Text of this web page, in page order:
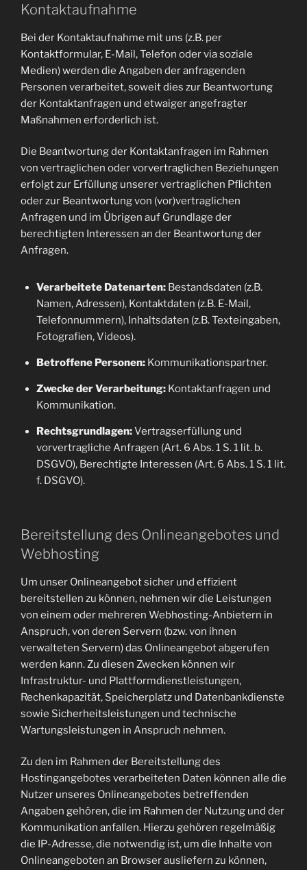
Kontaktaufnahme
Bei der Kontaktaufnahme mit uns (z.B. per
Kontaktformular, E-Mail, Telefon oder via soziale
Medien) werden die Angaben der anfragenden
Personen verarbeitet, soweit dies zur Beantwortung
der Kontaktanfragen und etwaiger angefragter
Maßnahmen erforderlich ist.
Die Beantwortung der Kontaktanfragen im Rahmen
von vertraglichen oder vorvertraglichen Beziehungen
erfolgt zur Erfüllung unserer vertraglichen Pflichten
oder zur Beantwortung von (vor)vertraglichen
Anfragen und im Übrigen auf Grundlage der
berechtigten Interessen an der Beantwortung der
Anfragen.
Verarbeitete Datenarten:Bestandsdaten (z.B.
Namen, Adressen), Kontaktdaten (z.B. E-Mail,
Telefonnummern), Inhaltsdaten (z.B. Texteingaben,
Fotografien, Videos).
Betroffene Personen:Kommunikationspartner.
Zwecke der Verarbeitung:Kontaktanfragen und
Kommunikation.
Rechtsgrundlagen:Vertragserfüllung und
vorvertragliche Anfragen (Art. 6 Abs. 1 S. 1 lit. b.
DSGVO), Berechtigte Interessen (Art. 6 Abs. 1 S. 1 lit.
f. DSGVO).
Bereitstellung des Onlineangebotes und
Webhosting
Um unser Onlineangebot sicher und effizient
bereitstellen zu können, nehmen wir die Leistungen
von einem oder mehreren Webhosting-Anbietern in
Anspruch, von deren Servern (bzw. von ihnen
verwalteten Servern) das Onlineangebot abgerufen
werden kann. Zu diesen Zwecken können wir
Infrastruktur- und Plattformdienstleistungen,
Rechenkapazität, Speicherplatz und Datenbankdienste
sowie Sicherheitsleistungen und technische
Wartungsleistungen in Anspruch nehmen.
Zu den im Rahmen der Bereitstellung des
Hostingangebotes verarbeiteten Daten können alle die
Nutzer unseres Onlineangebotes betreffenden
Angaben gehören, die im Rahmen der Nutzung und der
Kommunikation anfallen. Hierzu gehören regelmäßig
die IP-Adresse, die notwendig ist, um die Inhalte von
Onlineangeboten an Browser ausliefern zu können,